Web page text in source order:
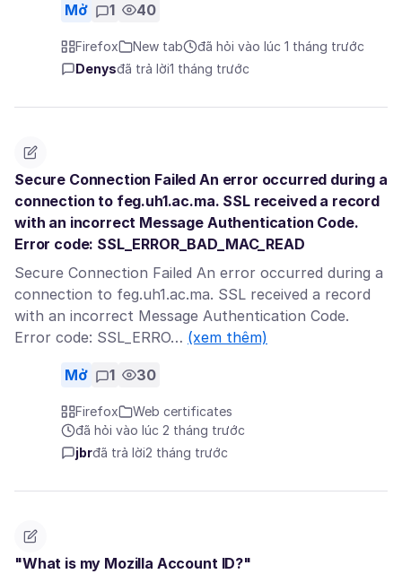
Mở 1 40
Firefox New tab
đã hỏi vào lúc 1 tháng trước
Denysđã trả lời1 tháng trước
Secure Connection Failed An error occurred during a
connection to feg.uh1.ac.ma. SSL received a record
with an incorrect Message Authentication Code.
Error code: SSL_ERROR_BAD_MAC_READ
Secure Connection Failed An error occurred during a
connection to feg.uh1.ac.ma. SSL received a record
with an incorrect Message Authentication Code.
Error code: SSL_ERRO… (xem thêm)
Mở 1 30
Firefox
Web certificates
đã hỏi vào lúc 2 tháng trước
jbrđã trả lời2 tháng trước
"What is my Mozilla Account ID?"